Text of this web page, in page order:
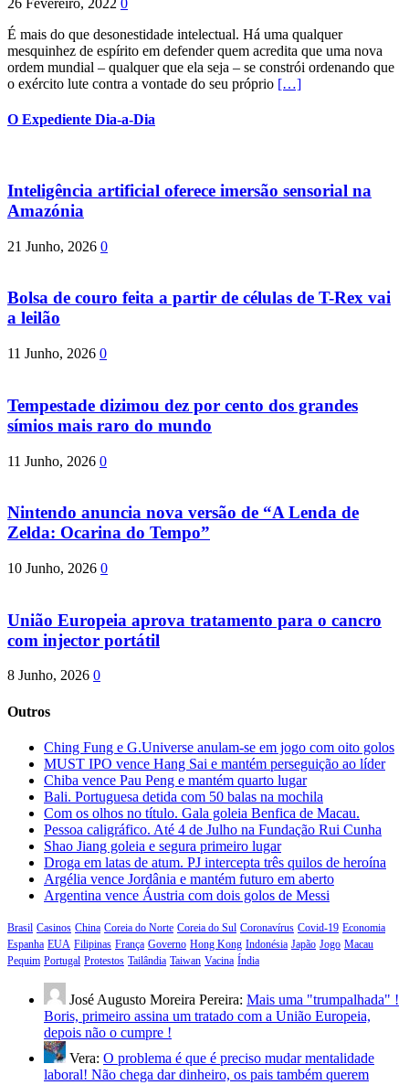
É mais do que desonestidade intelectual. Há uma qualquer
mesquinhez de espírito em defender quem acredita que uma nova
ordem mundial – qualquer que ela seja – se constrói ordenando que
o exército lute contra a vontade do seu próprio […]
O Expediente Dia-a-Dia
Inteligência artificial oferece imersão sensorial na
Amazónia
21 Junho, 2026 0
Bolsa de couro feita a partir de células de T-Rex vai
a leilão
11 Junho, 2026 0
Tempestade dizimou dez por cento dos grandes
símios mais raro do mundo
11 Junho, 2026 0
Nintendo anuncia nova versão de “A Lenda de
Zelda: Ocarina do Tempo”
10 Junho, 2026 0
União Europeia aprova tratamento para o cancro
com injector portátil
8 Junho, 2026 0
Outros
Ching Fung e G.Universe anulam-se em jogo com oito golos
MUST IPO vence Hang Sai e mantém perseguição ao líder
Chiba vence Pau Peng e mantém quarto lugar
Bali. Portuguesa detida com 50 balas na mochila
Com os olhos no título. Gala goleia Benfica de Macau.
Pessoa caligráfico. Até 4 de Julho na Fundação Rui Cunha
Shao Jiang goleia e segura primeiro lugar
Droga em latas de atum. PJ intercepta três quilos de heroína
Argélia vence Jordânia e mantém futuro em aberto
Argentina vence Áustria com dois golos de Messi
Brasil Casinos China Coreia do Norte Coreia do Sul Coronavírus Covid-19 Economia
Espanha EUA Filipinas França Governo Hong Kong Indonésia Japão Jogo Macau
Pequim Portugal Protestos Tailândia Taiwan Vacina Índia
José Augusto Moreira Pereira: Mais uma "trumpalhada" !
Boris, primeiro assina um tratado com a União Europeia,
depois não o cumpre !
Vera: O problema é que é preciso mudar mentalidade
laboral! Não chega dar dinheiro, os pais também querem